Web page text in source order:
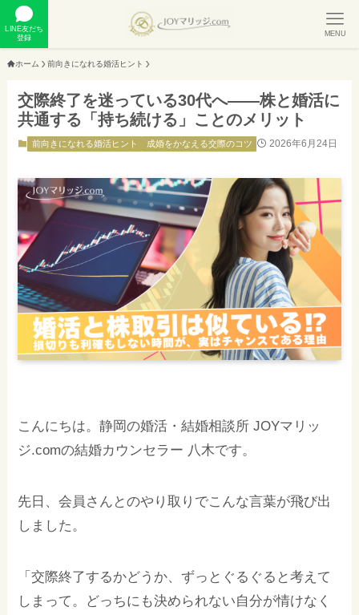
LINE友だち
登録
MENU
ホーム 前向きになれる婚活ヒント
交際終了を迷っている30代へ——株と婚活に
共通する「持ち続ける」ことのメリット
前向きになれる婚活ヒント 成婚をかなえる交際のコツ 2026年6月24日
こんにちは。静岡の婚活・結婚相談所 JOYマリッ
ジ.comの結婚カウンセラー 八木です。
先日、会員さんとのやり取りでこんな言葉が飛び出
しました。
「交際終了するかどうか、ずっとぐるぐると考えて
しまって。どっちにも決められない自分が情けなく